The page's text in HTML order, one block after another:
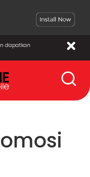
dapatkan